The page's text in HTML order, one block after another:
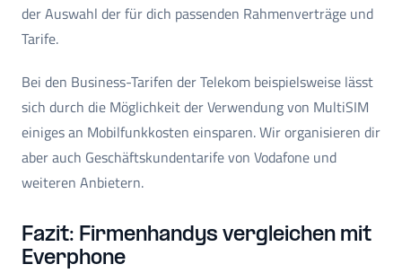
der Auswahl der für dich passenden Rahmenverträge und
Tarife.
Bei den Business-Tarifen der Telekom beispielsweise lässt
sich durch die Möglichkeit der Verwendung von MultiSIM
einiges an Mobilfunkkosten einsparen. Wir organisieren dir
aber auch Geschäftskundentarife von Vodafone und
weiteren Anbietern.
Fazit: Firmenhandys vergleichen mit
Everphone